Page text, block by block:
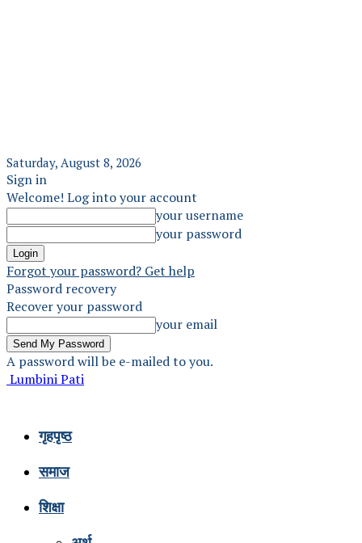
Saturday, August 8, 2026
Sign in
Welcome! Log into your account
your username
your password
Forgot your password? Get help
Password recovery
Recover your password
your email
A password will be e-mailed to you.
Lumbini Pati
गृहपृष्ठ
समाज
शिक्षा